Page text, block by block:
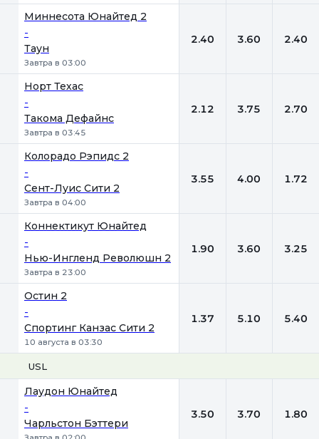
Миннесота Юнайтед 2
-
Таун
Завтра в 03:00
2.40 3.60 2.40
Норт Техас
-
Такома Дефайнс
Завтра в 03:45
2.12 3.75 2.70
Колорадо Рэпидс 2
-
Сент-Луис Сити 2
Завтра в 04:00
3.55 4.00 1.72
Коннектикут Юнайтед
-
Нью-Ингленд Революшн 2
Завтра в 23:00
1.90 3.60 3.25
Остин 2
-
Спортинг Канзас Сити 2
10 августа в 03:30
1.37 5.10 5.40
USL
Лаудон Юнайтед
-
Чарльстон Бэттери
3.50 3.70 1.80